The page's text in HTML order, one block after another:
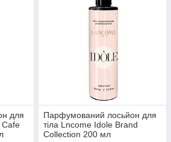
для
Cafe
Парфумований лосьйон для
тіла Lncome Idole Brand
Collection 200 мл